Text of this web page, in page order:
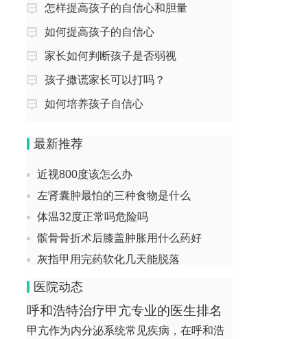
回答：克服自卑偶尔很难，但并不是不
会。除了让我自己感觉不可的那部分之
外，还有无自己感觉...
怎么提高自信心和不自卑
会。除了让我自己感觉不可的那部分之
患焦虑症是不是不自信的表现
回答：焦虑症并非单纯由不自信引起，而
是多种因素共同作用的结果，治疗需结合
心理干预和药物...
产后抑郁不自信很敏感怎么办？
回答：你的情况是产后再次出现极度不信
心，觉着自己什么也做不好，很敏感，理
解没法别人说自...
小孩缺乏自信自卑怎么办
怎样提高孩子的自信心和胆量
如何提高孩子的自信心
家长如何判断孩子是否弱视
孩子撒谎家长可以打吗？
如何培养孩子自信心
最新推荐
亚甲炎吃什么药好的快
喝金典纯牛奶对胎儿有什么好处
孕妇能不能不做妊娠糖尿病筛查
女孩10周岁来月经怎么办
每天早上起来都会胃疼，这是怎么回事
左肾囊肿最怕的三种食物是什么
体温32度正常吗危险吗
髌骨骨折术后膝盖肿胀用什么药好
灰指甲用完药软化几天能脱落
脚崴了可以走路但是很痛是怎么了
腰肌位置在哪
来月经时，头疼是怎么回事
轻微宫颈炎要怎么治
医院动态
呼和浩特治疗甲亢专业的医生排名
甲亢作为内分泌系统常见疾病，在呼和浩